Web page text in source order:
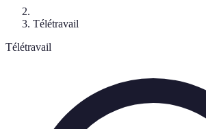
Télétravail
Télétravail